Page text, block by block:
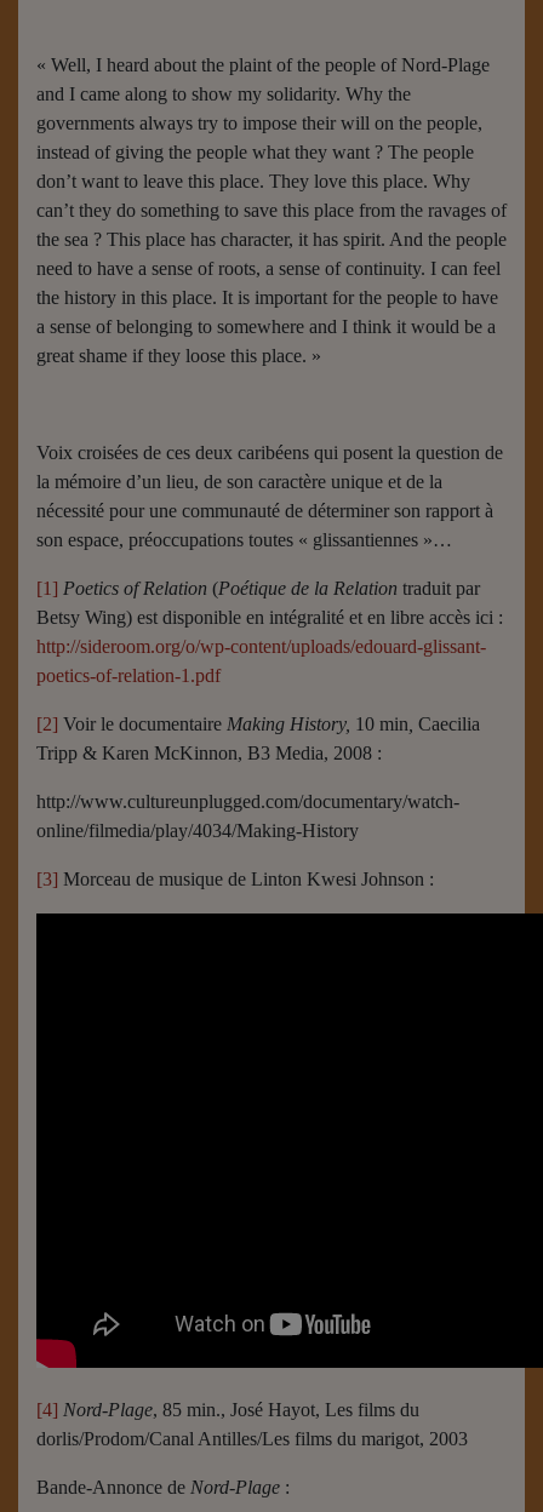
« Well, I heard about the plaint of the people of Nord-Plage
and I came along to show my solidarity. Why the
governments always try to impose their will on the people,
instead of giving the people what they want ? The people
don’t want to leave this place. They love this place. Why
can’t they do something to save this place from the ravages of
the sea ? This place has character, it has spirit. And the people
need to have a sense of roots, a sense of continuity. I can feel
the history in this place. It is important for the people to have
a sense of belonging to somewhere and I think it would be a
great shame if they loose this place. »
Voix croisées de ces deux caribéens qui posent la question de
la mémoire d’un lieu, de son caractère unique et de la
nécessité pour une communauté de déterminer son rapport à
son espace, préoccupations toutes « glissantiennes »…
[1] Poetics of Relation (Poétique de la Relation traduit par
Betsy Wing) est disponible en intégralité et en libre accès ici :
http://sideroom.org/o/wp-content/uploads/edouard-glissant-
poetics-of-relation-1.pdf
[2] Voir le documentaire Making History, 10 min Caecilia
Tripp & Karen McKinnon, B3 Media, 2008 :
http://www.cultureunplugged.com/documentary/watch-
online/filmedia/play/4034/Making-History
[3] Morceau de musique de Linton Kwesi Johnson :
[4] Nord-Plage, 85 min., José Hayot, Les films du
dorlis/Prodom/Canal Antilles/Les films du marigot, 2003
Bande-Annonce de Nord-Plage :